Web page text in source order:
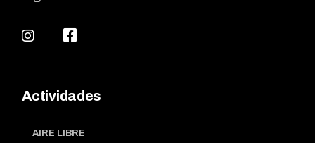
Actividades
AIRE LIBRE